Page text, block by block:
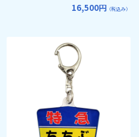
16,500円 （税込み）